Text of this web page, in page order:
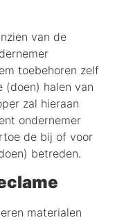
van de
toebehoren zelf
(doen) halen van
zal hieraan
ondernemer
de bij of voor
betreden.
materialen